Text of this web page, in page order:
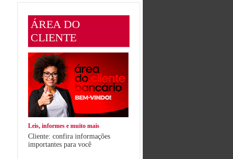
ÁREA DO
CLIENTE
Leis, informes e muito mais
Cliente: confira informações
importantes para você